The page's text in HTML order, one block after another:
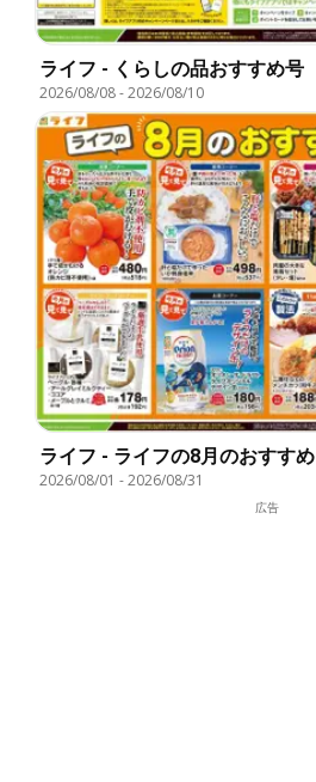
ライフ - くらしの品おすすめ号
2026/08/08-2026/08/10
ライフ - ライフの8月のおすすめ
2026/08/01 -2026/08/31
広告